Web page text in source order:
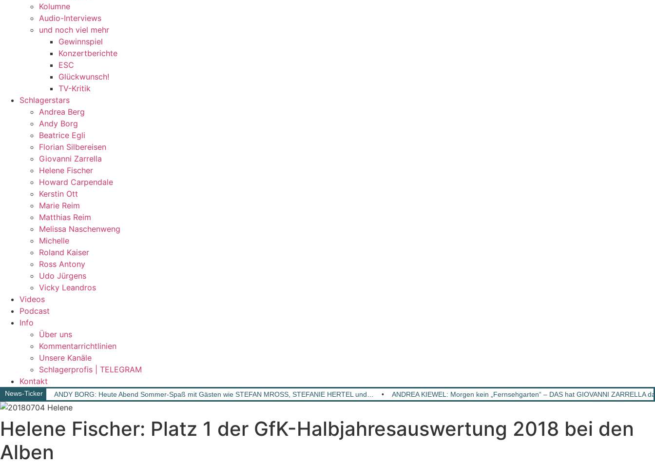
Kolumne
Audio-Interviews
und noch viel mehr
Gewinnspiel
Konzertberichte
ESC
Glückwunsch!
TV-Kritik
Schlagerstars
Andrea Berg
Andy Borg
Beatrice Egli
Florian Silbereisen
Giovanni Zarrella
Helene Fischer
Howard Carpendale
Kerstin Ott
Marie Reim
Matthias Reim
Melissa Naschenweng
Michelle
Roland Kaiser
Ross Antony
Udo Jürgens
Vicky Leandros
Videos
Podcast
Info
Über uns
Kommentarrichtlinien
Unsere Kanäle
Schlagerprofis | TELEGRAM
Kontakt
News-Ticker ANDY BORG: Heute Abend Sommer-Spaß mit Gästen wie STEFAN MROSS, STEFANIE HERTEL und… • ANDREA KIEWEL: Morgen kein „Fernsehgarten“ – DAS hat GIOVANNI ZARRELLA
Helene Fischer: Platz 1 der GfK-Halbjahresauswertung 2018 bei den
Alben